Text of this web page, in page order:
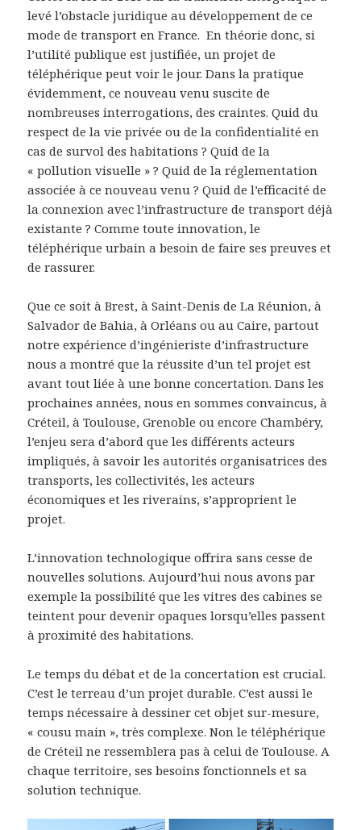
levé l’obstacle juridique au développement de ce
mode de transport en France. En théorie donc, si
l’utilité publique est justifiée, un projet de
téléphérique peut voir le jour. Dans la pratique
évidemment, ce nouveau venu suscite de
nombreuses interrogations, des craintes. Quid du
respect de la vie privée ou de la confidentialité en
cas de survol des habitations ? Quid de la
« pollution visuelle » ? Quid de la réglementation
associée à ce nouveau venu ? Quid de l’efficacité de
la connexion avec l’infrastructure de transport déjà
existante ? Comme toute innovation, le
téléphérique urbain a besoin de faire ses preuves et
de rassurer.
Que ce soit à Brest, à Saint-Denis de La Réunion, à
Salvador de Bahia, à Orléans ou au Caire, partout
notre expérience d’ingénieriste d’infrastructure
nous a montré que la réussite d’un tel projet est
avant tout liée à une bonne concertation. Dans les
prochaines années, nous en sommes convaincus, à
Créteil, à Toulouse, Grenoble ou encore Chambéry,
l’enjeu sera d’abord que les différents acteurs
impliqués, à savoir les autorités organisatrices des
transports, les collectivités, les acteurs
économiques et les riverains, s’approprient le
projet.
L’innovation technologique offrira sans cesse de
nouvelles solutions. Aujourd’hui nous avons par
exemple la possibilité que les vitres des cabines se
teintent pour devenir opaques lorsqu’elles passent
à proximité des habitations.
Le temps du débat et de la concertation est crucial.
C’est le terreau d’un projet durable. C’est aussi le
temps nécessaire à dessiner cet objet sur-mesure,
« cousu main », très complexe. Non le téléphérique
de Créteil ne ressemblera pas à celui de Toulouse. A
chaque territoire, ses besoins fonctionnels et sa
solution technique.